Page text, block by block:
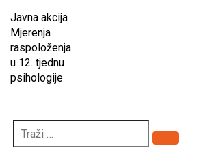
Javna akcija
Mjerenja
raspoloženja
u 12. tjednu
psihologije
Pretraži